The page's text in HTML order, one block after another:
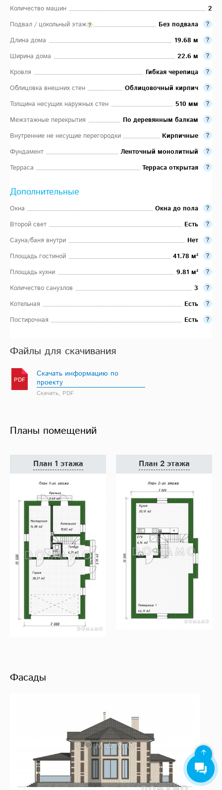
Количество машин
2
Подвал / цокольный этаж
Без подвала
Длина дома
19.68 м
Ширина дома
22.6 м
Кровля
Гибкая черепица
Облицовка внешних стен
Облицовочный кирпич
Толщина несущих наружных стен
510 мм
Межэтажные перекрытия
По деревянным балкам
Внутренние не несущие перегородки
Кирпичные
Фундамент
Ленточный монолитный
Терраса
Терраса открытая
Дополнительные
Окна
Окна до пола
Второй свет
Есть
Сауна/баня внутри
Нет
Площадь гостиной
41.78 м²
Площадь кухни
9.81 м²
Количество санузлов
3
Котельная
Есть
Постирочная
Есть
Файлы для скачивания
PDF
Скачать информацию по
проекту
Скачать, PDF
Планы помещений
План 1 этажа План 2 этажа
Фасады